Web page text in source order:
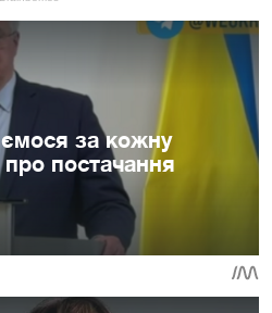
за кожну
постачання